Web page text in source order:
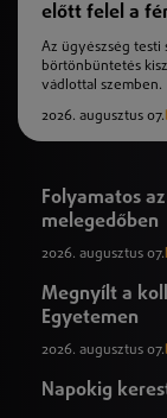
előtt felel a
Az ügyészség testi
börtönbüntetés
vádlottal szemben.
2026. augusztus 07.
Folyamatos
melegedőben
2026. augusztus 07.
Megnyílt a
Egyetemen
2026. augusztus 07.
Napokig